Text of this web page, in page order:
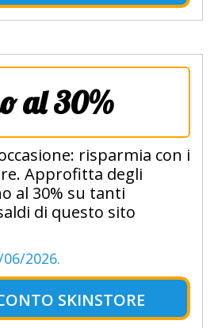
al 30%
risparmia con i
Approfitta degli
al 30% su tanti
di questo sito
2026.
SKINSTORE